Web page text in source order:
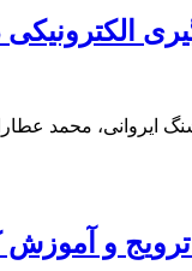
ایروانی، محمد
و آموزش